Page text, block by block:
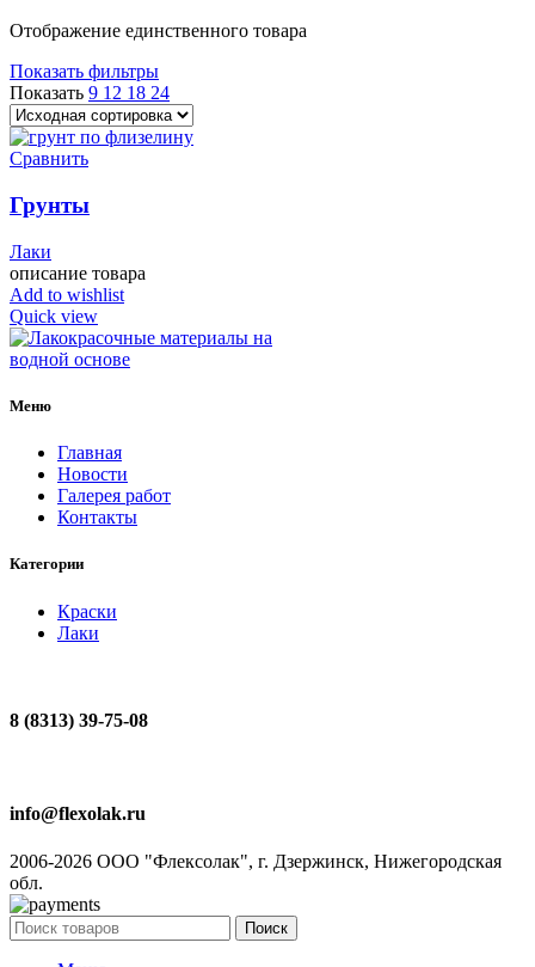
Отображение единственного товара
Показать фильтры
Показать 9 12 18 24
Сравнить
Грунты
Лаки
описание товара
Add to wishlist
Quick view
Меню
Главная
Новости
Галерея работ
Контакты
Категории
Краски
Лаки
8 (8313) 39-75-08
info@flexolak.ru
2006-2026 ООО "Флексолак", г. Дзержинск, Нижегородская
обл.
Поиск